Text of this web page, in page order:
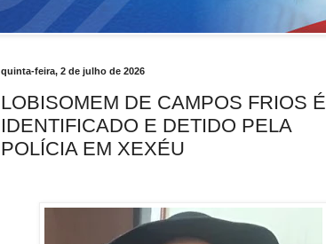
quinta-feira, 2 de julho de 2026
LOBISOMEM DE CAMPOS FRIOS É
IDENTIFICADO E DETIDO PELA
POLÍCIA EM XEXÉU